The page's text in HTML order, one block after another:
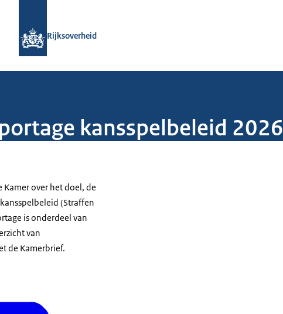
Rijksoverheid
kansspelbeleid 2026
Kamer over het doel, de
(Straffen
is onderdeel van
van
de Kamerbrief.